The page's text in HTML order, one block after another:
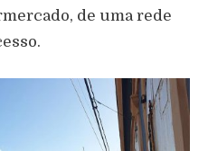
de uma rede